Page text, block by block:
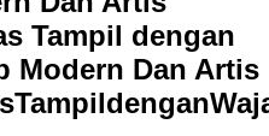
Tampil dengan
Modern Dan Artis
sTampildenganWaj